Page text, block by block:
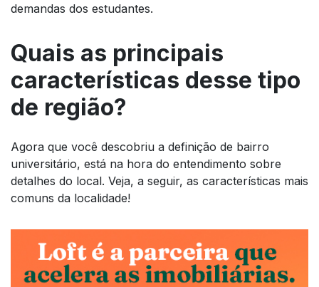
demandas dos estudantes.
Quais as principais
características desse tipo
de região?
Agora que você descobriu a definição de bairro
universitário, está na hora do entendimento sobre
detalhes do local. Veja, a seguir, as características mais
comuns da localidade!